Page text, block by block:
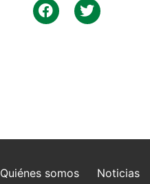
Quiénes somos Noticias